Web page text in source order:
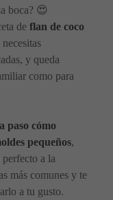
boca? 😍
de flan de coco
y queda
como para
paso cómo
pequeños,
a la
más comunes y te
a tu gusto.